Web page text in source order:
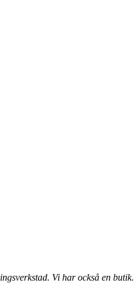
Vi har också en butik.